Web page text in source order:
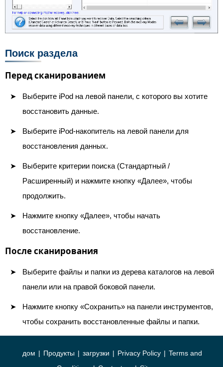
Поиск раздела
Перед сканированием
Выберите iPod на левой панели, с которого вы хотите
восстановить данные.
Выберите iPod-накопитель на левой панели для
восстановления данных.
Выберите критерии поиска (Стандартный /
Расширенный) и нажмите кнопку «Далее», чтобы
продолжить.
Нажмите кнопку «Далее», чтобы начать
восстановление.
После сканирования
Выберите файлы и папки из дерева каталогов на левой
панели или на правой боковой панели.
Нажмите кнопку «Сохранить» на панели инструментов,
чтобы сохранить восстановленные файлы и папки.
дом | Продукты | загрузки | Privacy Policy | Terms and